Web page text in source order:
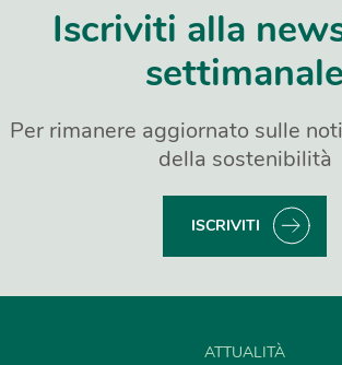
Iscriviti alla
settimanale
Per rimanere aggiornato sulle
della sostenibilità
ISCRIVITI
ATTUALITÀ